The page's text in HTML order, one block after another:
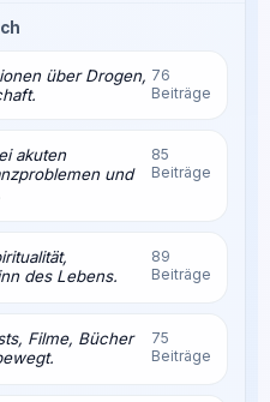
über Drogen, 76
Beiträge
akuten
und
85
Beiträge
des Lebens.
89
Beiträge
Filme, Bücher
75
Beiträge